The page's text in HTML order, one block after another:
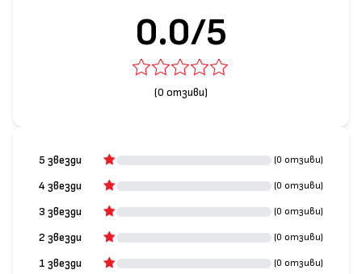
0.0/5
(0 отзиви)
5 звезди (0 отзиви)
4 звезди (0 отзиви)
3 звезди (0 отзиви)
2 звезди (0 отзиви)
1 звезди (0 отзиви)